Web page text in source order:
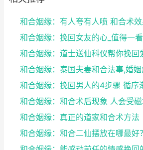
和合姻缘：有人夸有人喷 和合术
和合姻缘：挽回女友的心_值得一
和合姻缘：挽回男人的4步骤 循序
和合姻缘：真正的道家和合术方法
和合姻缘：和合二仙摆放在哪最好